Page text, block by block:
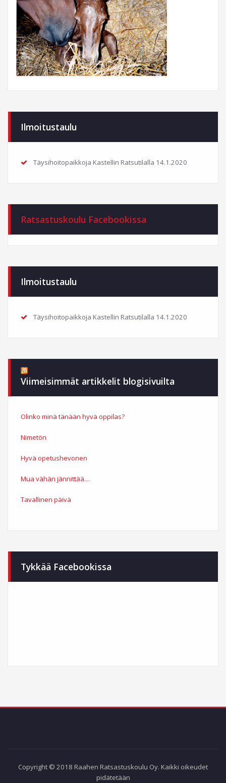
Ilmoitustaulu
Täysihoitopaikkoja Kastellin Ratsutilalla 14.1.2020
Ratsastuskoulu Facebookissa
Ilmoitustaulu
Täysihoitopaikkoja Kastellin Ratsutilalla 14.1.2020
Viimeisimmät artikkelit blogisivuilta
Olinko minä tänään hyvä oppilas?
Nimetön
Hyvä opetushevonen
Mua vähän jännittää…
Tavallinen päivä
Tykkää Facebookissa
Copyright © 2018 Raahen Ratsastuskoulu Oy. Kaikki oikeudet
pidätetään